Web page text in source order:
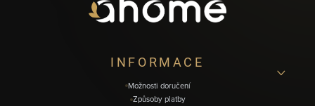
INFORMACE
Možnosti doručení
Způsoby platby